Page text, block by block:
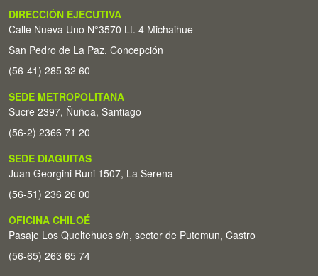
DIRECCIÓN EJECUTIVA
Calle Nueva Uno N°3570 Lt. 4 Michaihue -
San Pedro de La Paz, Concepción
(56-41) 285 32 60
SEDE METROPOLITANA
Sucre 2397, Ñuñoa, Santiago
(56-2) 2366 71 20
SEDE DIAGUITAS
Juan Georgini Runi 1507, La Serena
(56-51) 236 26 00
OFICINA CHILOÉ
Pasaje Los Queltehues s/n, sector de Putemun, Castro
(56-65) 263 65 74